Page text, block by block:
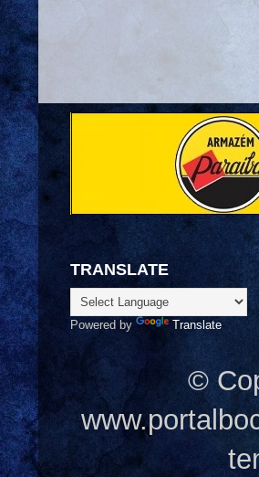
TRANSLATE
Powered by Translate
©